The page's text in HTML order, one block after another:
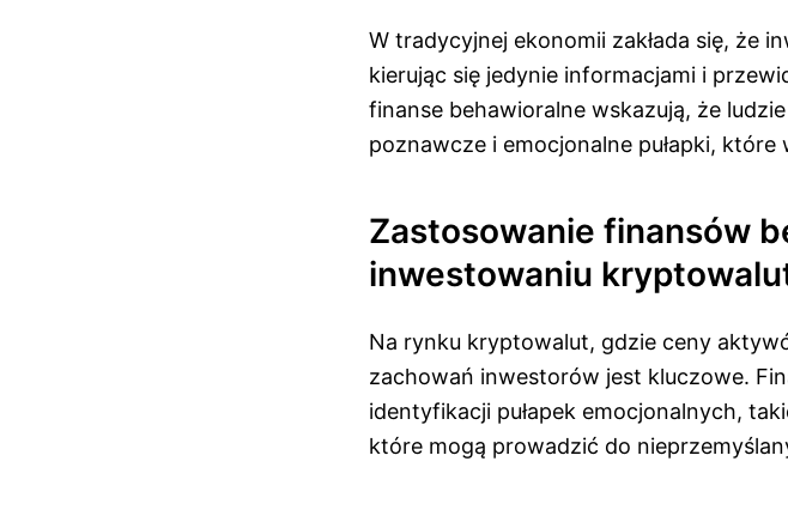
W tradycyjnej ekonomii zakłada się, że
kierując się jedynie informacjami i
finanse behawioralne wskazują, że
poznawcze i emocjonalne pułapki,
Zastosowanie finansów
inwestowaniu
Na rynku kryptowalut, gdzie ceny
zachowań inwestorów jest kluczowe.
identyfikacji pułapek emocjonalnych,
które mogą prowadzić do